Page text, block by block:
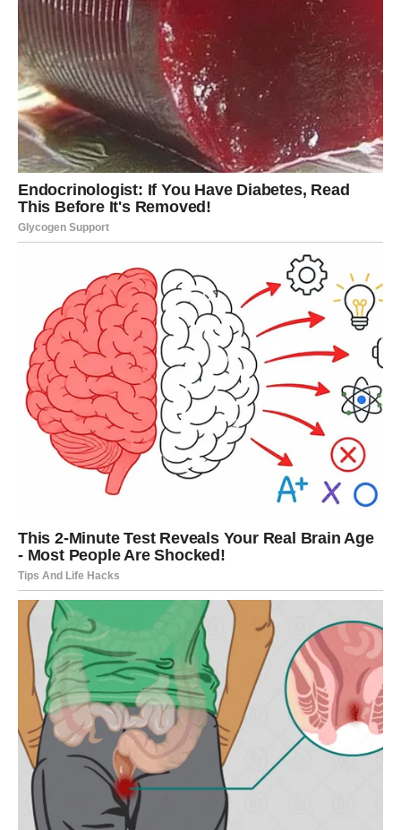
Razumijevanje uzroka grubog
ponašanja
Prije nego što reagujemo, korisno je razumjeti zašto se neko
ponaša grubo. U većini slučajeva, takvo ponašanje nema
direktne veze s nama. Često je rezultat unutrašnje frustracije,
nesigurnosti ili potrebe da osoba testira granice drugih ljudi.
Neki pojedinci koriste grubost kao način zaštite – vjeruju da će
traže reakciju i biraju one za koje procijene da neće uzvratiti.
Upravo zato je važno ne shvatati takve situacije lično, već ih
posmatrati kao obrazac ponašanja druge osobe.
Snaga tri jednostavne riječi
Jedan od najefikasnijih načina da se postavi granica može
stati u samo tri riječi:“Nemoj tako govoriti.”
Ova rečenica je kratka, jasna i direktna. Ne napada osobu, ne
ulazi u raspravu i ne ostavlja prostor za dodatno objašnjavanje.
Fokusira se isključivo na ponašanje koje nije prihvatljivo.